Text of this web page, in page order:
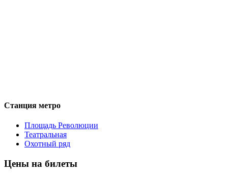
Станция метро
Площадь Революции
Театральная
Охотный ряд
Цены на билеты